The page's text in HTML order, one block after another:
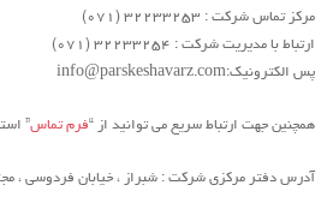
مرکز تماس شرکت : ۳۲۲۳۳۲۵۳ (۰۷۱)
ارتباط با مدیریت شرکت : ۳۲۲۳۳۲۵۴ (۰۷۱)
پس الکترونیک:info@parskeshavarz.com
همچنین جهت ارتباط سریع می توانید از “فرم تماس”
آدرس دفتر مرکزی شرکت : شبراز ، خیابان فردوسی ،